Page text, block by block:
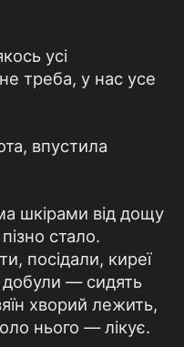
усі
треба, у нас усе
впустила
шкірами від дощу
стало.
посідали, киреї
— сидять
хворий лежить,
нього — лікує.